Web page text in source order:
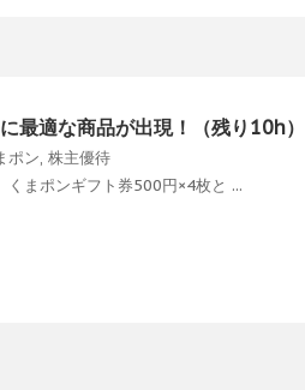
最適な商品が出現！（残り10h）
ポン, 株主優待
まポンギフト券500円×4枚と ...